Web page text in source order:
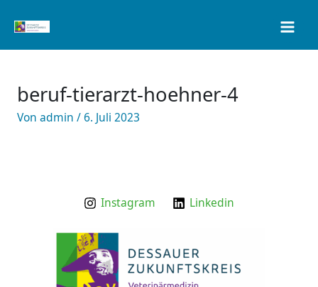
Inhalt
beruf-tierarzt-hoehner-4
Von admin /6. Juli 2023
Instagram Linkedin